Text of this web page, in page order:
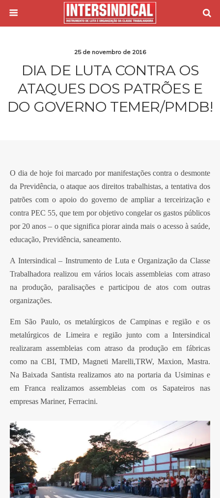
25 de novembro de 2016
DIA DE LUTA CONTRA OS
ATAQUES DOS PATRÕES E
DO GOVERNO TEMER/PMDB!
O dia de hoje foi marcado por manifestações contra o desmonte
da Previdência, o ataque aos direitos trabalhistas, a tentativa dos
patrões com o apoio do governo de ampliar a terceirização e
contra PEC 55, que tem por objetivo congelar os gastos públicos
por 20 anos – o que significa piorar ainda mais o acesso à saúde,
educação, Previdência, saneamento.
A Intersindical – Instrumento de Luta e Organização da Classe
Trabalhadora realizou em vários locais assembleias com atraso
na produção, paralisações e participou de atos com outras
organizações.
Em São Paulo, os metalúrgicos de Campinas e região e os
metalúrgicos de Limeira e região junto com a Intersindical
realizaram assembleias com atraso da produção em fábricas
como na CBI, TMD, Magneti Marelli,TRW, Maxion, Mastra.
Na Baixada Santista realizamos ato na portaria da Usiminas e
em Franca realizamos assembleias com os Sapateiros nas
empresas Mariner, Ferracini.